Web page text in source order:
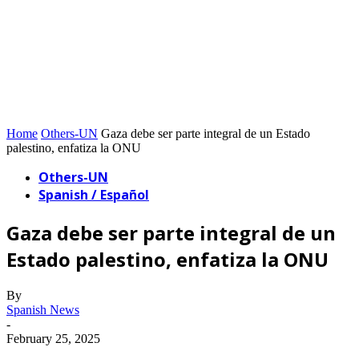
Home Others-UN Gaza debe ser parte integral de un Estado
palestino, enfatiza la ONU
Others-UN
Spanish / Español
Gaza debe ser parte integral de un
Estado palestino, enfatiza la ONU
By
Spanish News
-
February 25, 2025